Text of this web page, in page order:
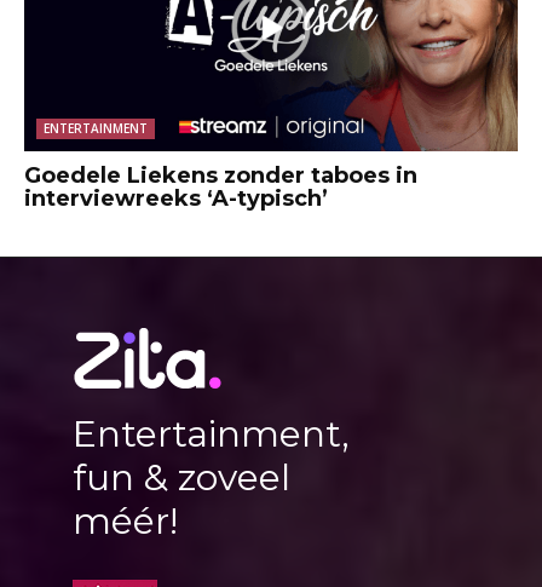
ENTERTAINMENT
Goedele Liekens zonder taboes in
interviewreeks ‘A-typisch’
Entertainment,
fun & zoveel
méér!